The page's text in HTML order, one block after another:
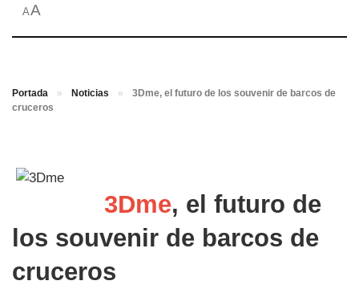
AA
Portada » Noticias »
3Dme, el futuro de los souvenir de barcos de
cruceros
3Dme, el futuro de
los souvenir de barcos de
cruceros